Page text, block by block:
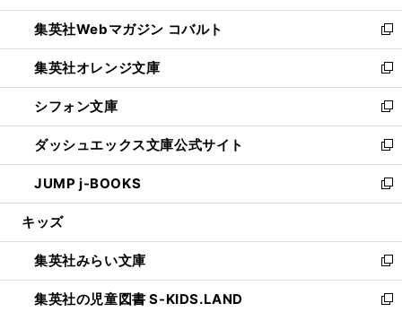
開
く
ウ
で
開
く
ン
ド
ウ
で
開
く
ウ
ィ
ン
ド
ウ
で
開
く
集英社Webマガジン コバルト
新
し
い
ウ
ィ
ン
ド
ウ
で
開
集英社オレンジ文庫
新
し
い
ウ
ィ
ン
ド
ウ
開
く
シフォン文庫
新
し
い
ウ
ィ
ン
ウ
で
開
く
ダッシュエックス文庫公式サイト
新
し
い
ウ
ン
ド
ウ
で
JUMP j-BOOKS
新
し
ウ
ィ
ン
ド
キッズ
集英社みらい文庫
新
し
い
集英社の児童図書 S-KIDS.LAND
新